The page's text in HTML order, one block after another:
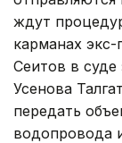
ждут
карманах
Сеитов в суде
Усенова
передать
водопровода